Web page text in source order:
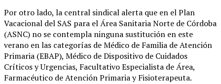
Por otro lado, la central sindical alerta que en el Plan
Vacacional del SAS para el Área Sanitaria Norte de Córdoba
(ASNC) no se contempla ninguna sustitución en este
verano en las categorías de Médico de Familia de Atención
Primaria (EBAP), Médico de Dispositivo de Cuidados
Críticos y Urgencias, Facultativo Especialista de Área,
Farmacéutico de Atención Primaria y Fisioterapeuta.